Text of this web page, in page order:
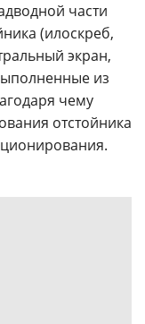
части
(илоскреб,
экран,
из
чему
отстойника